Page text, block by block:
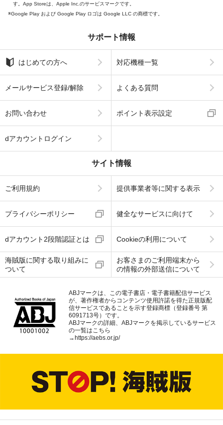
す。App Storeは、Apple Inc.のサービスマークです。
Google Play および Google Play ロゴは Google LLC の商標です。
サポート情報
はじめての方へ 対応機種一覧
メールサービス登録/解除 よくある質問
お問い合わせ ポイント表示設定
dアカウントログイン
サイト情報
ご利用規約 提供事業者等に関する表示
プライバシーポリシー 健全なサービスに向けて
dアカウント2段階認証とは Cookieの利用について
海賊版に関する取り組みに
ついて
お客さまのご利用端末から
の情報の外部送信について
ABJマークは、この電子書店・電子書籍配信サービス
が、著作権者からコンテンツ使用許諾を得た正規版配
信サービスであることを示す登録商標（登録番号 第
6091713号）です。
ABJマークの詳細、ABJマークを掲示しているサービス
の一覧はこちら
→https://aebs.or.jp/